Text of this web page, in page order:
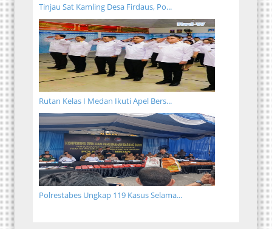
Tinjau Sat Kamling Desa Firdaus, Po...
Rutan Kelas I Medan Ikuti Apel Bers...
Polrestabes Ungkap 119 Kasus Selama...